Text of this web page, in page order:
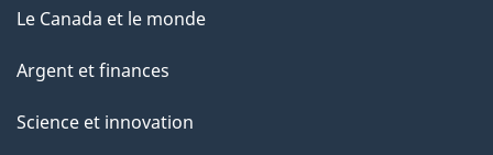
Le Canada et le monde
Argent et finances
Science et innovation